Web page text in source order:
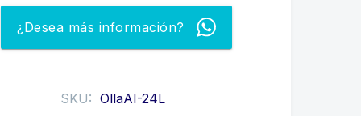
DE
24
LITROS
¿Desea más información?
SKU: OllaAI-24L